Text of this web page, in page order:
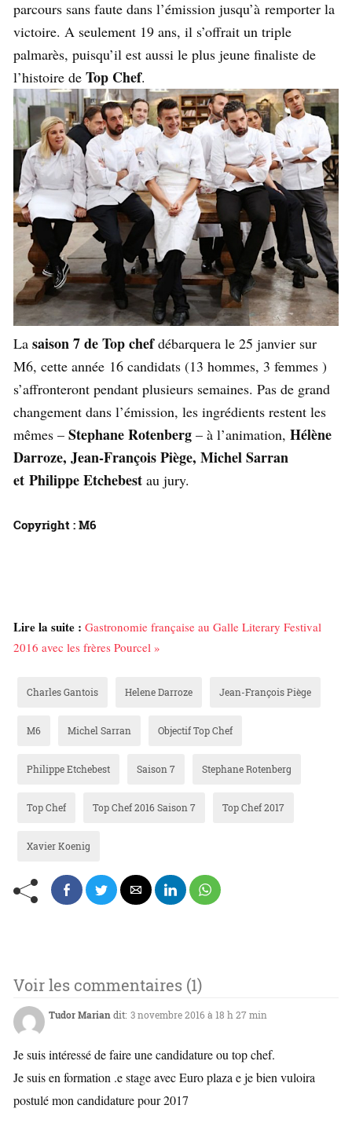
parcours sans faute dans l’émission jusqu’à remporter la
victoire. A seulement 19 ans, il s’offrait un triple
palmarès, puisqu’il est aussi le plus jeune finaliste de
l’histoire de Top Chef.
La saison 7 de Top chefdébarquera le 25 janvier sur
M6, cette année 16 candidats (13 hommes, 3 femmes )
s’affronteront pendant plusieurs semaines. Pas de grand
changement dans l’émission, les ingrédients restent les
mêmes – Stephane Rotenberg – à l’animation, Hélène
Darroze, Jean-François Piège, Michel Sarran
et Philippe Etchebest au jury.
Copyright : M6
Lire la suite : Gastronomie française au Galle Literary Festival
2016 avec les frères Pourcel »
Charles Gantois Helene Darroze Jean-François Piège
M6 Michel Sarran Objectif Top Chef
Philippe Etchebest Saison 7 Stephane Rotenberg
Top Chef Top Chef 2016 Saison 7 Top Chef 2017
Xavier Koenig
Voir les commentaires (1)
Tudor Mariandit: 3 novembre 2016 à 18 h 27 min
Je suis intéressé de faire une candidature ou top chef.
Je suis en formation .e stage avec Euro plaza e je bien vuloira
postulé mon candidature pour 2017